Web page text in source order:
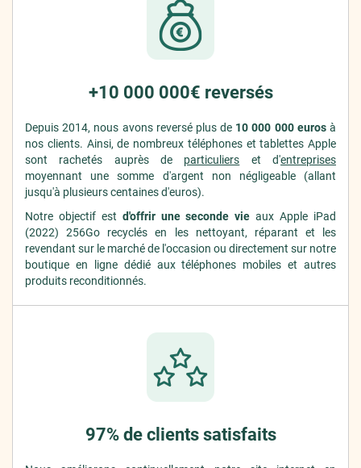
+10 000 000€ reversés
Depuis 2014, nous avons reversé plus de 10 000 000 eurosà
nos clients. Ainsi, de nombreux téléphones et tablettes Apple
sont rachetés auprès de particuliers et d'entreprises
moyennant une somme d'argent non négligeable (allant
jusqu'à plusieurs centaines d'euros).
Notre objectif est d'offrir une seconde vie aux Apple iPad
(2022) 256Go recyclés en les nettoyant, réparant et les
revendant sur le marché de l'occasion ou directement sur notre
boutique en ligne dédié aux téléphones mobiles et autres
produits reconditionnés.
97% de clients satisfaits